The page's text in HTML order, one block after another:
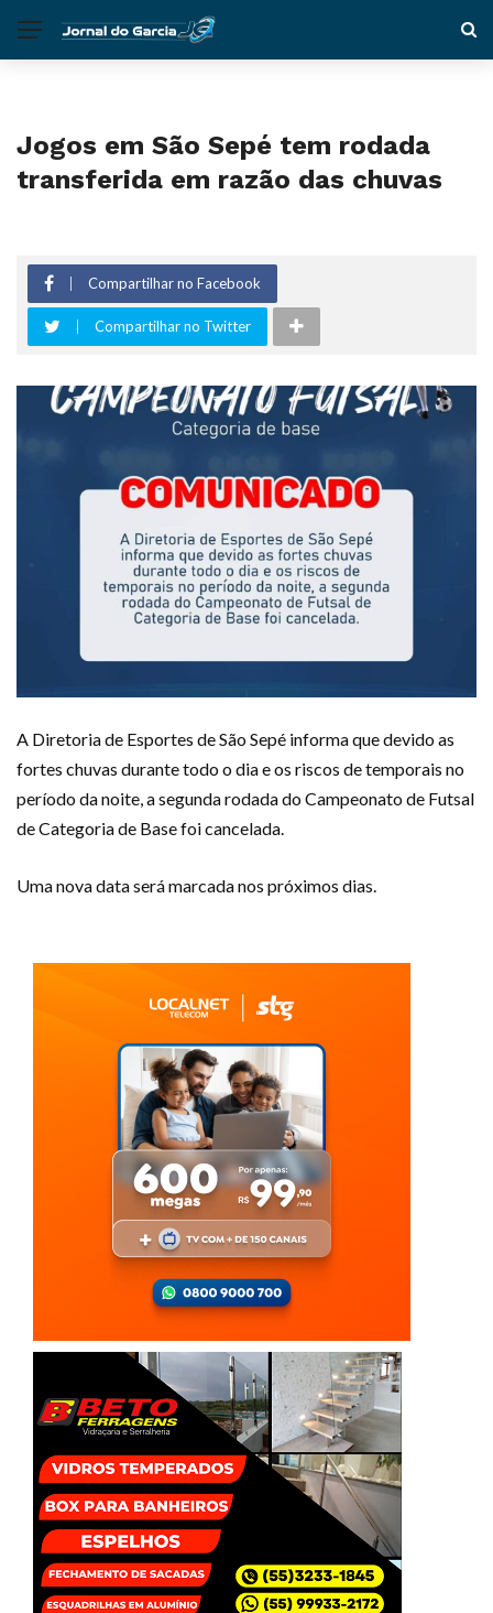
Jogos em São Sepé tem rodada
transferida em razão das chuvas
Compartilhar no Facebook
Compartilhar no Twitter
A Diretoria de Esportes de São Sepé informa que devido as
fortes chuvas durante todo o dia e os riscos de temporais no
período da noite, a segunda rodada do Campeonato de Futsal
de Categoria de Base foi cancelada.
Uma nova data será marcada nos próximos dias.